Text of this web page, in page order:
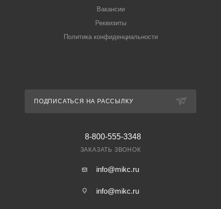
Вакансии
Реквизиты
Политика конфиденциальности
ПОДПИСАТЬСЯ НА РАССЫЛКУ
8-800-555-3348
ЗАКАЗАТЬ ЗВОНОК
info@mikc.ru
info@mikc.ru